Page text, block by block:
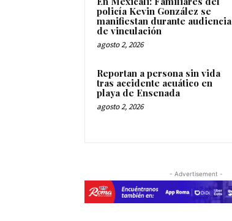
policía Kevin González se
manifiestan durante audiencia
de vinculación
agosto 2, 2026
Reportan a persona sin vida
tras accidente acuático en
playa de Ensenada
agosto 2, 2026
- Advertisement -